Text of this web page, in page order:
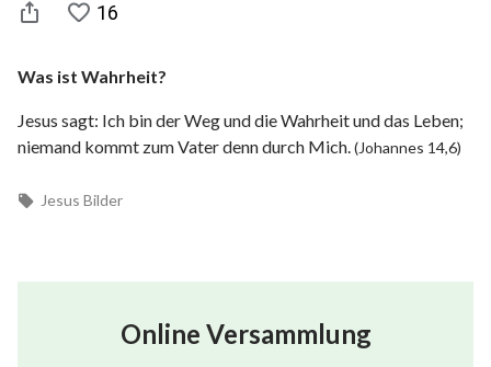
16
Was ist Wahrheit?
Jesus sagt: Ich bin der Weg und die Wahrheit und das Leben;
niemand kommt zum Vater denn durch Mich. (Johannes 14,6)
Jesus Bilder
Online Versammlung